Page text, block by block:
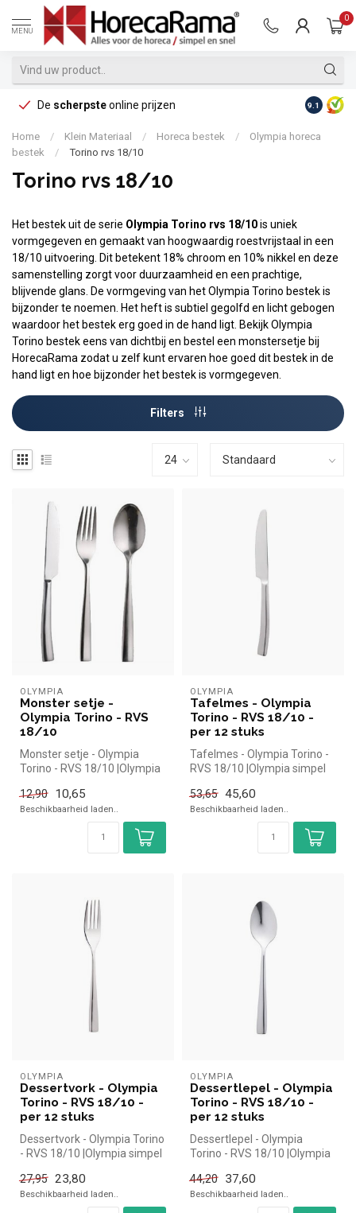
MENU
0
De scherpsteonline prijzen Op
9.1
Home / Klein Materiaal / Horeca bestek /
Olympia horeca
bestek
/ Torino rvs 18/10
Torino rvs 18/10
Het bestek uit de serie Olympia Torino rvs 18/10is uniek
vormgegeven en gemaakt van hoogwaardig roestvrijstaal in een
18/10 uitvoering. Dit betekent 18% chroom en 10% nikkel en deze
samenstelling zorgt voor duurzaamheid en een prachtige,
blijvende glans. De vormgeving van het Olympia Torino bestek is
bijzonder te noemen. Het heft is subtiel gegolfd en licht gebogen
waardoor het bestek erg goed in de hand ligt. Bekijk Olympia
Torino bestek eens van dichtbij en bestel een monstersetje bij
HorecaRama zodat u zelf kunt ervaren hoe goed dit bestek in de
hand ligt en hoe bijzonder het bestek is vormgegeven.
Filters
OLYMPIA
Monster setje -
Olympia Torino - RVS
18/10
Monster setje - Olympia
Torino - RVS 18/10 |Olympia
in...
12,90 10,65
Beschikbaarheid laden..
OLYMPIA
Tafelmes - Olympia
Torino - RVS 18/10 -
per 12 stuks
Tafelmes - Olympia Torino -
RVS 18/10 |Olympia simpel
53,65 45,60
Beschikbaarheid laden..
OLYMPIA
Dessertvork - Olympia
Torino - RVS 18/10 -
per 12 stuks
Dessertvork - Olympia Torino
- RVS 18/10 |Olympia simpel
27,95 23,80
Beschikbaarheid laden..
OLYMPIA
Dessertlepel - Olympia
Torino - RVS 18/10 -
per 12 stuks
Dessertlepel - Olympia
Torino - RVS 18/10 |Olympia
...
44,20 37,60
Beschikbaarheid laden..